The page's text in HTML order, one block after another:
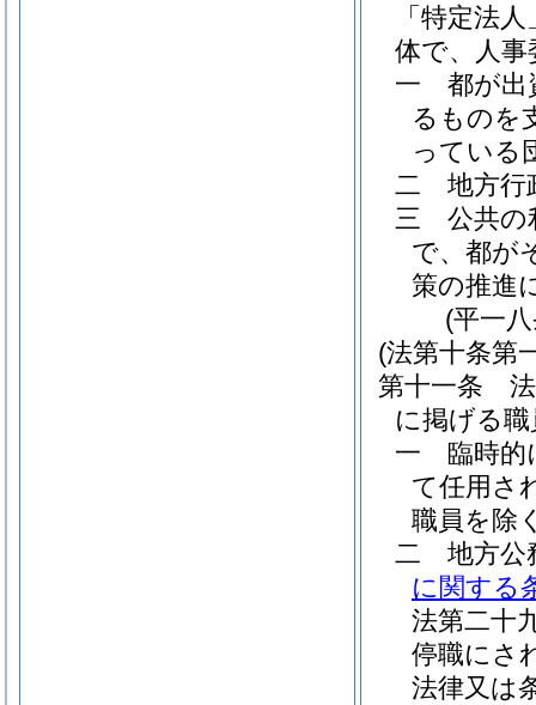
「特定法
体で、人
一
都が出
るものを
っている
二
地方行
三
公共の
で、都が
策の推進
(平一
(法第十条第
第十一条
に掲げる
一
臨時
て任用さ
職員を除
二
地方公
に関する
法第二十
停職にさ
法律又は